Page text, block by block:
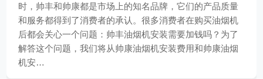
时，帅丰和帅康都是市场上的知名品牌，它们的产品质量
和服务都得到了消费者的承认。很多消费者在购买油烟机
后都会关心一个问题：帅丰油烟机安装需要加钱吗？为了
解答这个问题，我们将从帅康油烟机安装费用和帅康油烟
机安…